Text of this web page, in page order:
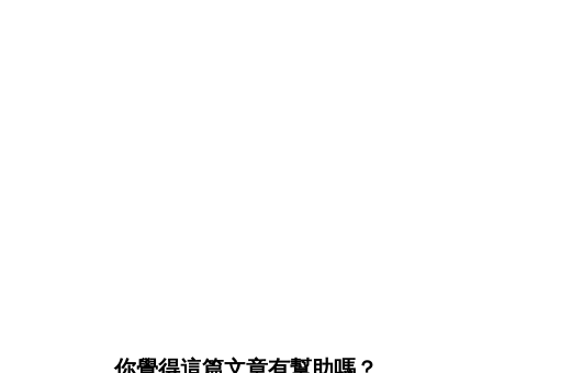
你覺得這篇文章有幫助嗎？